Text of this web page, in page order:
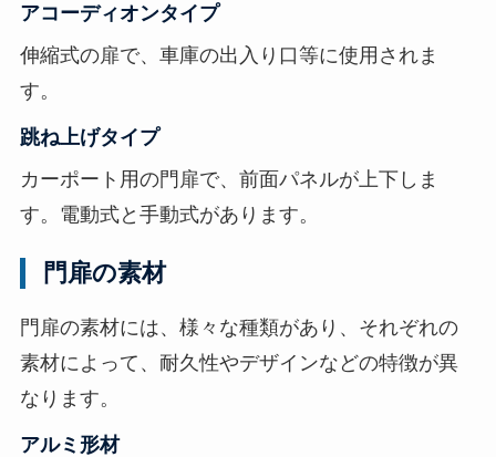
アコーディオンタイプ
伸縮式の扉で、車庫の出入り口等に使用されま
す。
跳ね上げタイプ
カーポート用の門扉で、前面パネルが上下しま
す。電動式と手動式があります。
門扉の素材
門扉の素材には、様々な種類があり、それぞれの
素材によって、耐久性やデザインなどの特徴が異
なります。
アルミ形材